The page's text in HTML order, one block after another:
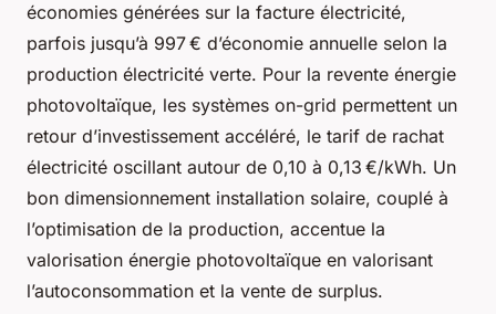
économies générées sur la facture électricité,
parfois jusqu’à 997 € d’économie annuelle selon la
production électricité verte. Pour la revente énergie
photovoltaïque, les systèmes on-grid permettent un
retour d’investissement accéléré, le tarif de rachat
électricité oscillant autour de 0,10 à 0,13 €/kWh. Un
bon dimensionnement installation solaire, couplé à
l’optimisation de la production, accentue la
valorisation énergie photovoltaïque en valorisant
l’autoconsommation et la vente de surplus.